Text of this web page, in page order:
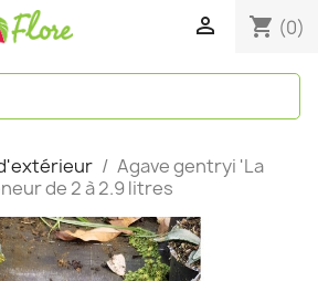
 shopping_cart (0)
Agave gentryi 'La
de 2 à 2.9 litres